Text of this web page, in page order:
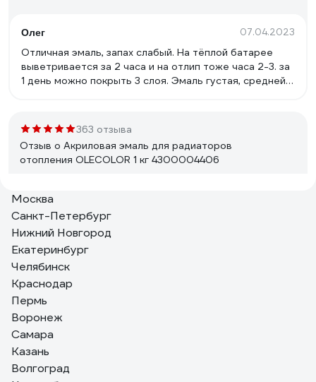
Олег 07.04.2023
Отличная эмаль, запах слабый. На тёплой батарее
выветривается за 2 часа и на отлип тоже часа 2-3. за
1 день можно покрыть 3 слоя. Эмаль густая, средней
только кистью. Тиксотропная. На 2 стока длинной по 3
метра в 2 толстых слоя ушла не более 1/4-1,5 части
банки.
363 отзыва
Отзыв о Акриловая эмаль для радиаторов
отопления OLECOLOR 1 кг 4300004406
Евгений Г.
Очень хорошее качество краски
Отзыв о Алкидная эмаль для радиаторов
Dali 0.5 кг 6 32566
Кузьмичев Александр
Качественная краска
Москва
Санкт-Петербург
Нижний Новгород
Екатеринбург
Челябинск
Краснодар
Пермь
Воронеж
Самара
Казань
Волгоград